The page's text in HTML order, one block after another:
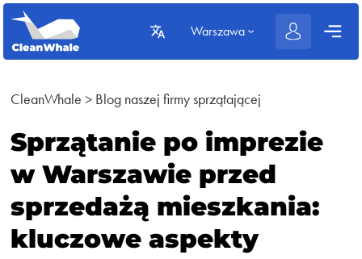
Warszawa
CleanWhale > Blog naszej firmy sprzątającej
Sprzątanie po imprezie
w Warszawie przed
sprzedażą mieszkania:
kluczowe aspekty